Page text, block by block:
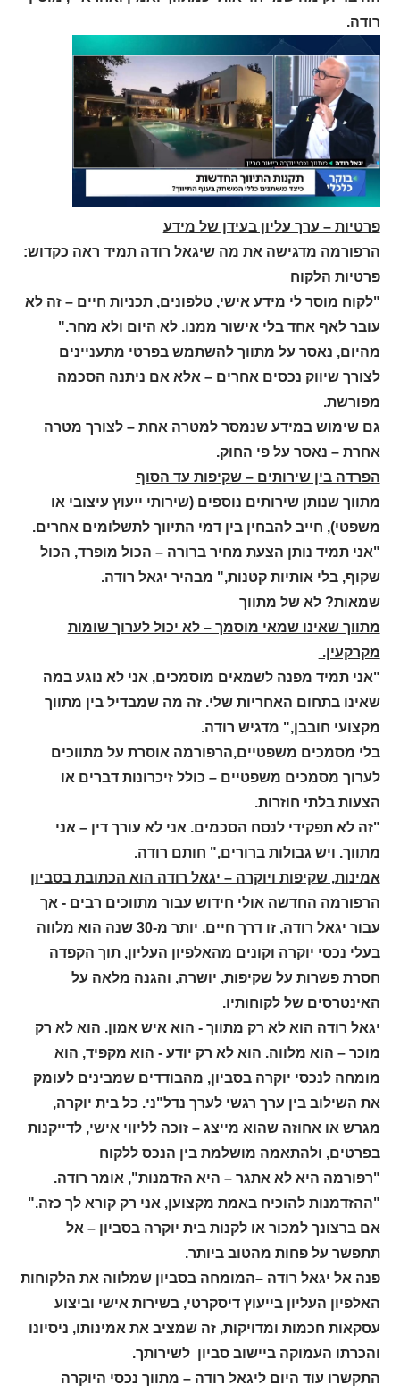
רודה.
פרטיות – ערך עליון בעידן של מידע
הרפורמה מדגישה את מה שיגאל רודה תמיד ראה כקדוש:
פרטיות הלקוח
"לקוח מוסר לי מידע אישי, טלפונים, תכניות חיים – זה לא
עובר לאף אחד בלי אישור ממנו. לא היום ולא מחר."
מהיום, נאסר על מתווך להשתמש בפרטי מתעניינים
לצורך שיווק נכסים אחרים – אלא אם ניתנה הסכמה
מפורשת.
גם שימוש במידע שנמסר למטרה אחת – לצורך מטרה
אחרת – נאסר על פי החוק.
הפרדה בין שירותים – שקיפות עד הסוף
מתווך שנותן שירותים נוספים (שירותי ייעוץ עיצובי או
משפטי), חייב להבחין בין דמי התיווך לתשלומים אחרים.
"אני תמיד נותן הצעת מחיר ברורה – הכול מופרד, הכול
שקוף, בלי אותיות קטנות," מבהיר יגאל רודה.
שמאות? לא של מתווך
מתווך שאינו שמאי מוסמך – לא יכול לערוך שומות
מקרקעין.
"אני תמיד מפנה לשמאים מוסמכים, אני לא נוגע במה
שאינו בתחום האחריות שלי. זה מה שמבדיל בין מתווך
מקצועי חובבן," מדגיש רודה.
בלי מסמכים משפטיים,הרפורמה אוסרת על מתווכים
לערוך מסמכים משפטיים – כולל זיכרונות דברים או
הצעות בלתי חוזרות.
"זה לא תפקידי לנסח הסכמים. אני לא עורך דין – אני
מתווך. ויש גבולות ברורים," חותם רודה.
אמינות, שקיפות ויוקרה – יגאל רודה הוא הכתובת בסביון
הרפורמה החדשה אולי חידוש עבור מתווכים רבים - אך
עבור יגאל רודה, זו דרך חיים. יותר מ-30 שנה הוא מלווה
בעלי נכסי יוקרה וקונים מהאלפיון העליון, תוך הקפדה
חסרת פשרות על שקיפות, יושרה, והגנה מלאה על
האינטרסים של לקוחותיו.
יגאל רודה הוא לא רק מתווך - הוא איש אמון. הוא לא רק
מוכר – הוא מלווה. הוא לא רק יודע - הוא מקפיד, הוא
מומחה לנכסי יוקרה בסביון, מהבודדים שמבינים לעומק
את השילוב בין ערך רגשי לערך נדל"ני. כל בית יוקרה,
מגרש או אחוזה שהוא מייצג – זוכה לליווי אישי, לדייקנות
בפרטים, ולהתאמה מושלמת בין הנכס ללקוח
"רפורמה היא לא אתגר – היא הזדמנות", אומר רודה.
"ההזדמנות להוכיח באמת מקצוען, אני רק קורא לך כזה."
אם ברצונך למכור או לקנות בית יוקרה בסביון – אל
תתפשר על פחות מהטוב ביותר.
פנה אל יגאל רודה –המומחה בסביון שמלווה את הלקוחות
האלפיון העליון בייעוץ דיסקרטי, בשירות אישי וביצוע
עסקאות חכמות ומדויקות, זה שמציב את אמינותו, ניסיונו
והכרתו העמוקה ביישוב סביון לשירותך.
התקשרו עוד היום ליגאל רודה – מתווך נכסי היוקרה